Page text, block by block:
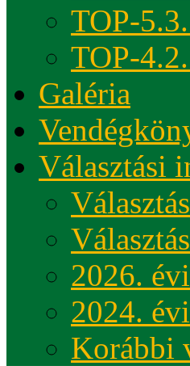
TOP-
TOP-
Galéria
Választási
2026.
2024.
Korábbi